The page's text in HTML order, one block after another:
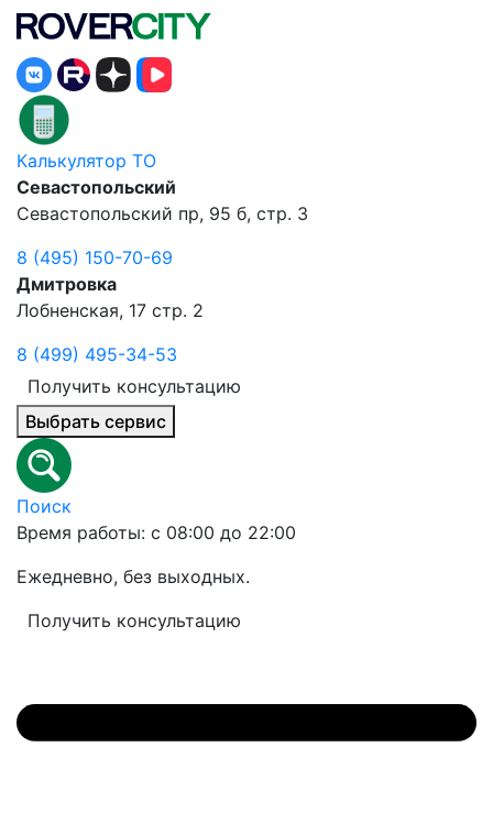
Калькулятор ТО
Севастопольский
Севастопольский пр, 95 б, стр. 3
8 (495) 150-70-69
Дмитровка
Лобненская, 17 стр. 2
8 (499) 495-34-53
Получить консультацию
Выбрать сервис
Поиск
Время работы: с 08:00 до 22:00
Ежедневно, без выходных.
Получить консультацию